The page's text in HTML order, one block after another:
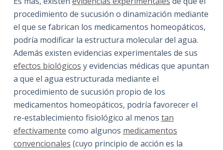
procedimiento de sucusión o dinamización mediante
el que se fabrican los medicamentos homeopáticos,
podría modificar la estructura molecular del agua.
Además existen evidencias experimentales de sus
efectos biológicos y evidencias médicas que apuntan
a que el agua estructurada mediante el
procedimiento de sucusión propio de los
medicamentos homeopáticos, podría favorecer el
re-establecimiento fisiológico al menos tan
efectivamente como algunos medicamentos
convencionales (cuyo principio de acción es la